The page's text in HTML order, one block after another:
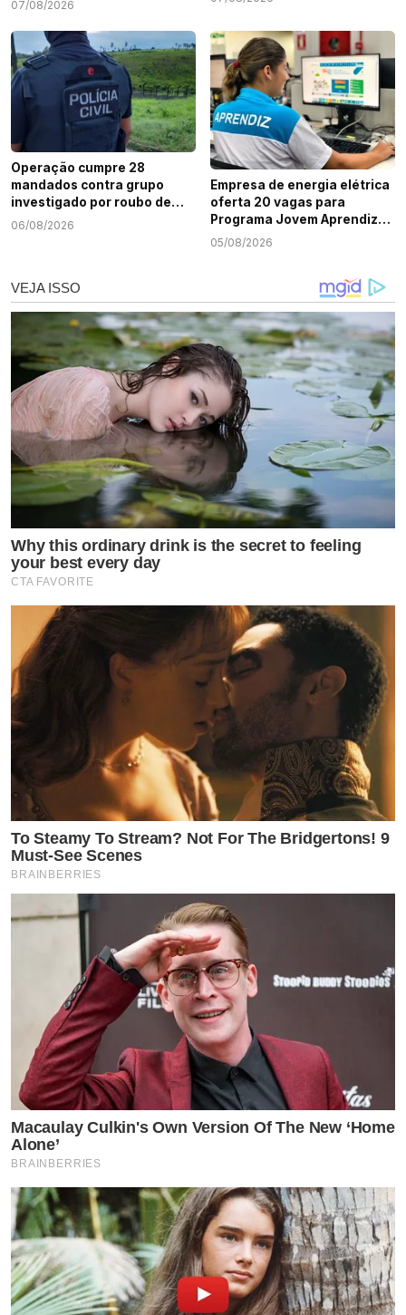
07/08/2026
Operação cumpre 28
mandados contra grupo
investigado por roubo de
cargas e tráfico de drogas
06/08/2026
Empresa de energia elétrica
oferta 20 vagas para
Programa Jovem Aprendiz
em Sergipe
05/08/2026